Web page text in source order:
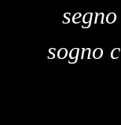
sogno